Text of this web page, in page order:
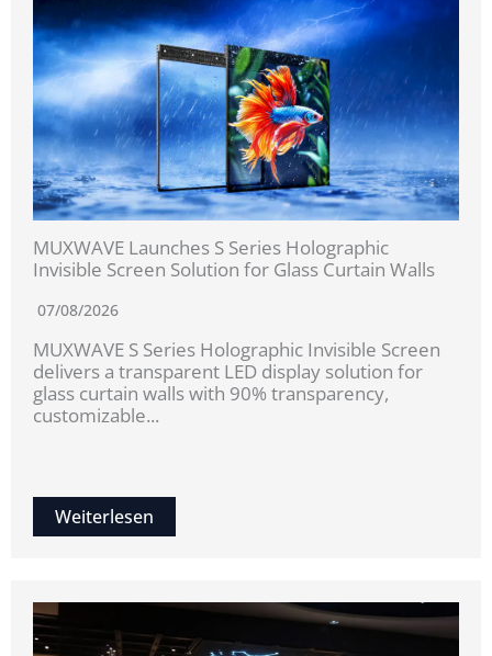
MUXWAVE Launches S Series Holographic
Invisible Screen Solution for Glass Curtain Walls
07/08/2026
MUXWAVE S Series Holographic Invisible Screen
delivers a transparent LED display solution for
glass curtain walls with 90% transparency,
customizable...
Weiterlesen